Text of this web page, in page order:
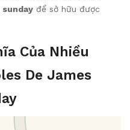
để sở hữu được
Của Nhiều
De James